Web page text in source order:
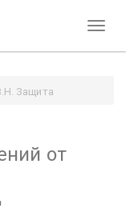
Защита
от